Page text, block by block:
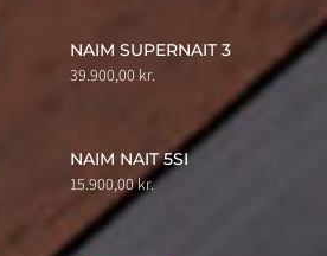
NAIM SUPERNAIT 3
39.900,00 kr.
NAIM NAIT 5SI
15.900,00kr.